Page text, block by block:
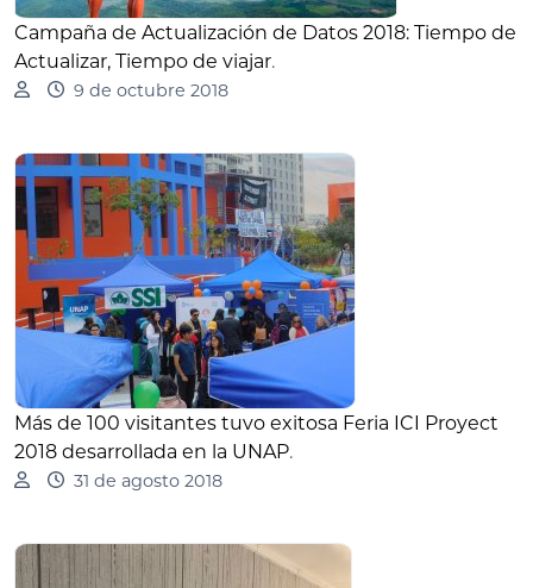
Campaña de Actualización de Datos 2018: Tiempo de
Actualizar, Tiempo de viajar.
9 de octubre 2018
Más de 100 visitantes tuvo exitosa Feria ICI Proyect
2018 desarrollada en la UNAP.
31 de agosto 2018